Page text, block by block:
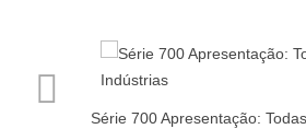
Série 700 Apresentação: